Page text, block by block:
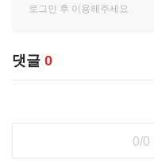
댓글 0
0/0